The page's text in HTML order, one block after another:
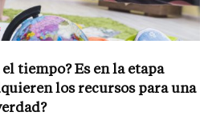
tiempo? Es en la etapa
los recursos para una